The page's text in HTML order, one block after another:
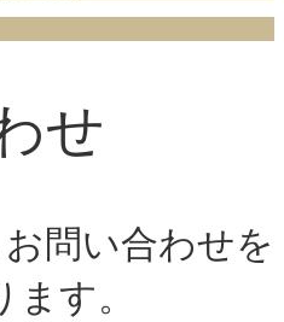
せ
問い合わせを
す。